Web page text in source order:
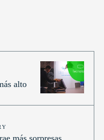
alto
más sorpresas